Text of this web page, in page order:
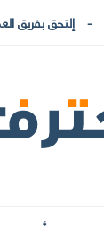
إلتحق بفريق